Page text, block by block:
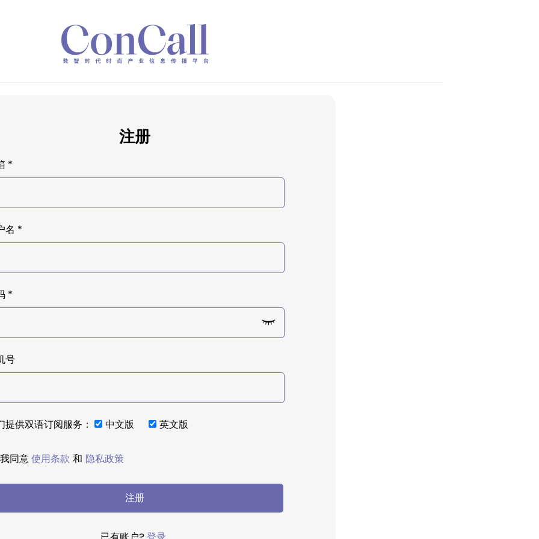
注册
*
名 *
*
号
提供双语订阅服务： 中文版 英文版
我同意使用条款 和 隐私政策
注册